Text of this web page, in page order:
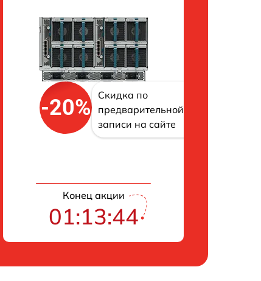
-20%
Скидка по
предварительной
записи на сайте
Конец акции
01:13:43